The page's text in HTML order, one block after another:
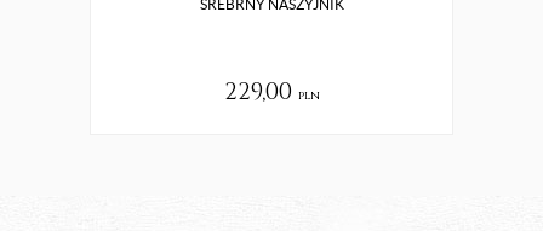
SREBRNY NASZYJNIK
229,00 pln